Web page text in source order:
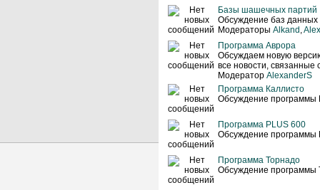
Базы шашечных партий
Обсуждение баз
Модераторы Alkand ,
Программа Аврора
Обсуждаем новую
все новости, связанные
Модератор AlexanderS
Программа Каллисто
Обсуждение программы
Программа PLUS 600
Обсуждение программы
Программа Торнадо
Обсуждение программы